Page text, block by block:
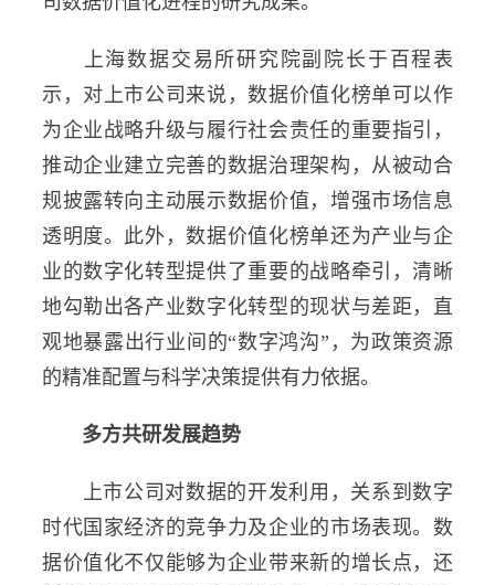
上海数据交易所研究院副院长于百程表
示，对上市公司来说，数据价值化榜单可以作
为企业战略升级与履行社会责任的重要指引，
推动企业建立完善的数据治理架构，从被动合
规披露转向主动展示数据价值，增强市场信息
透明度。此外，数据价值化榜单还为产业与企
业的数字化转型提供了重要的战略牵引，清晰
地勾勒出各产业数字化转型的现状与差距，直
观地暴露出行业间的“数字鸿沟”，为政策资源
的精准配置与科学决策提供有力依据。
多方共研发展趋势
上市公司对数据的开发利用，关系到数字
时代国家经济的竞争力及企业的市场表现。数
据价值化不仅能够为企业带来新的增长点，还